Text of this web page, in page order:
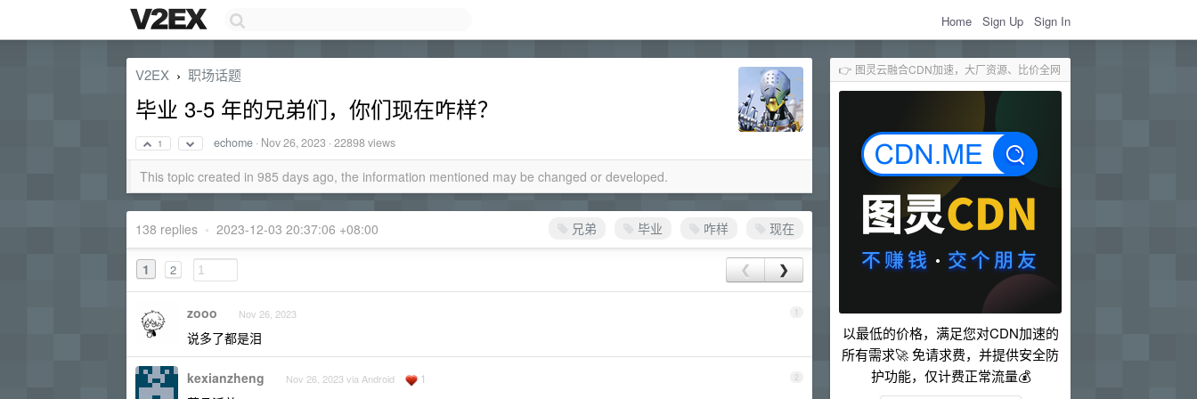
Home Sign Up Sign In
👉 图灵云融合CDN加速，大厂资源、比价全网
以最低的价格，满足您对CDN加速的
所有需求🚀 免请求费，并提供安全防
护功能，仅计费正常流量💰
V2EX › 职场话题
毕业 3-5 年的兄弟们，你们现在咋样？
1 echome · Nov 26, 2023 · 22898 views
This topic created in 985 days ago, the information mentioned may be changed or developed.
兄弟 毕业 咋样 现在
138 replies • 2023-12-03 20:37:06 +08:00
1 2 ❮ ❯
1
zooo Nov 26, 2023
说多了都是泪
2
kexianzheng Nov 26, 2023 via Android 1